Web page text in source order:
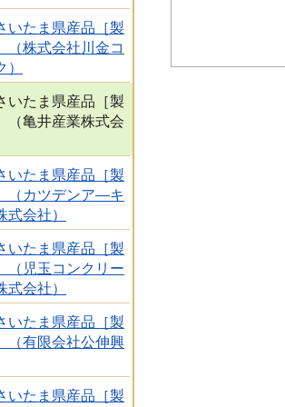
いたま県産品［製
（株式会社川金コ
いたま県産品［製
（亀井産業株式会
いたま県産品［製
（カツデンア―キ
式会社）
いたま県産品［製
（児玉コンクリー
式会社）
いたま県産品［製
（有限会社公伸興
いたま県産品［製